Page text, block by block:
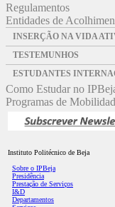
Regulamentos
Entidades de
INSERÇÃO NA VIDA
TESTEMUNHOS
ESTUDANTES
Como Estudar no
Programas de
Instituto Politécnico de Beja
Sobre o IPBeja
Presidência
Prestação de Serviços
I&D
Departamentos